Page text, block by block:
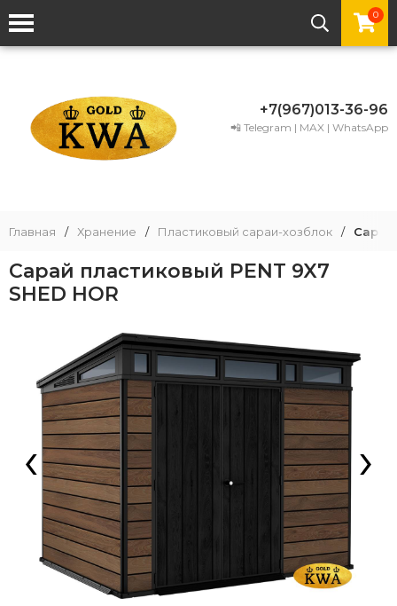
0
+7(967)013-36-96
📲 Telegram | MAX | WhatsApp
Главная / Хранение / Пластиковый сараи-хозблок / Сарай
Сарай пластиковый PENT 9X7
SHED HOR
‹ ›